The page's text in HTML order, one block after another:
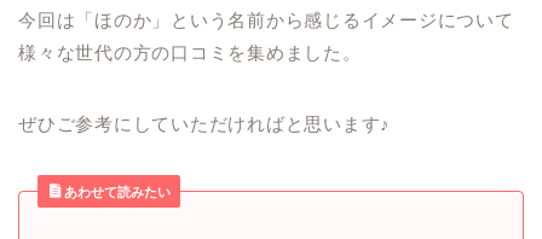
今回は「ほのか」という名前から感じるイメージについて
様々な世代の方の口コミを集めました。
ぜひご参考にしていただければと思います♪
あわせて読みたい